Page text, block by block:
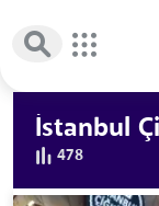
İstanbul
478